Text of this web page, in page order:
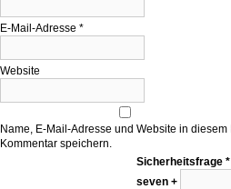
E-Mail-Adresse *
Website
Name, E-Mail-Adresse und Website in
Kommentar speichern.
Sicherheitsfrage *
seven +